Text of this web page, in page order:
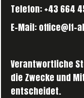
Telefon: +43 664
E-Mail: office@lf-
Verantwortliche
die Zwecke und
entscheidet.